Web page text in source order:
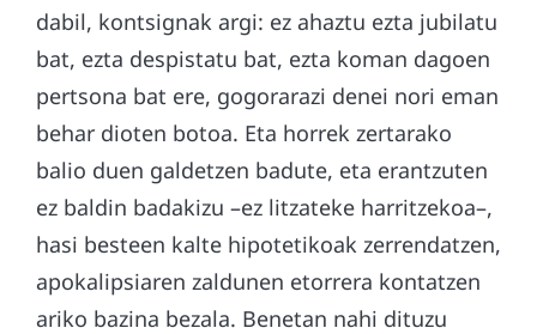
dabil, kontsignak argi: ez ahaztu ezta jubilatu
bat, ezta despistatu bat, ezta koman dagoen
pertsona bat ere, gogorarazi denei nori eman
behar dioten botoa. Eta horrek zertarako
balio duen galdetzen badute, eta erantzuten
ez baldin badakizu –ez litzateke harritzekoa–,
hasi besteen kalte hipotetikoak zerrendatzen,
apokalipsiaren zaldunen etorrera kontatzen
ariko bazina bezala. Benetan nahi dituzu